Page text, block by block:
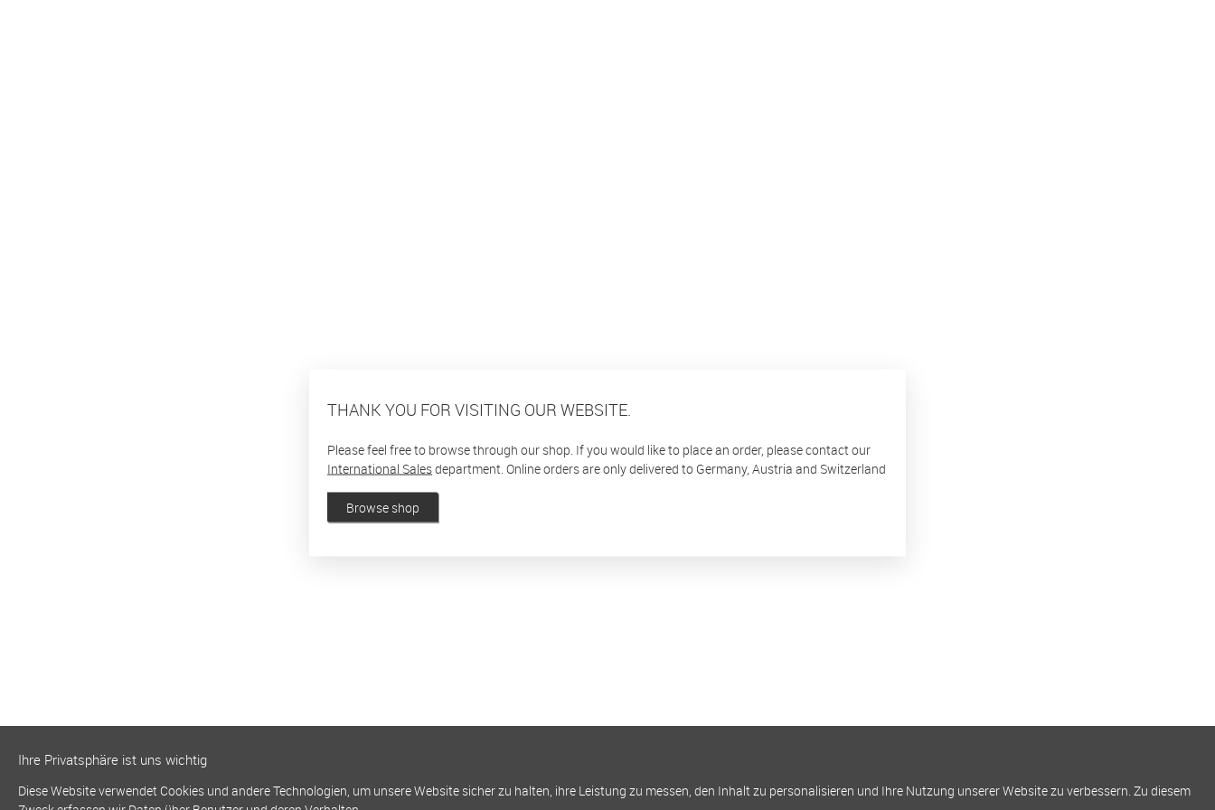
THANK YOU FOR VISITING OUR WEBSITE.
Please feel free to browse through our shop. If you would like to place an order, please contact our
International Salesdepartment. Online orders are only delivered to Germany, Austria and Switzerland
Browse shop
Ihre Privatsphäre ist uns wichtig
Diese Website verwendet Cookies und andere Technologien, um unsere Website sicher zu halten, ihre Leistung zu messen, den Inhalt zu personalisieren und Ihre Nutzung unserer Website zu verbessern. Zu diesem